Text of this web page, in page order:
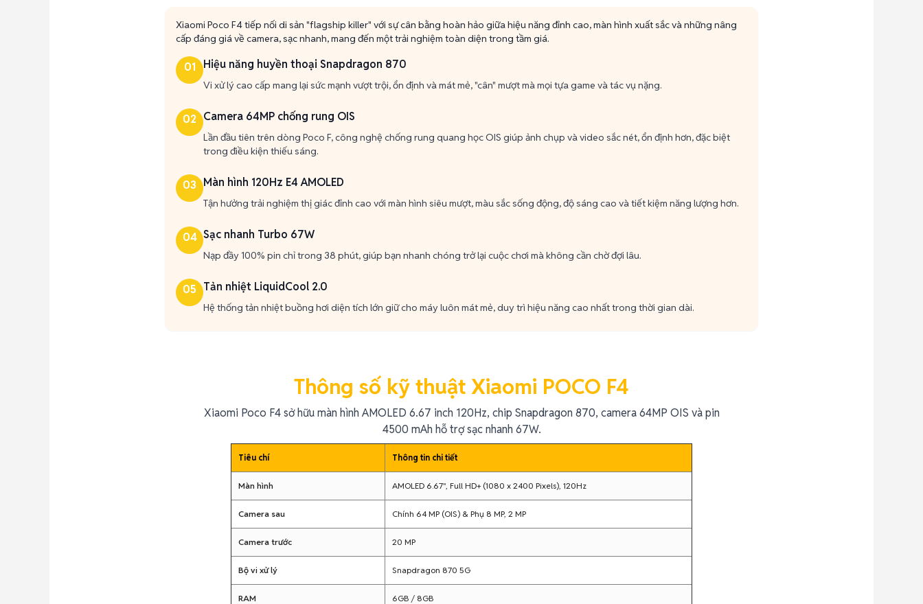
Xiaomi Poco F4 tiếp nối di sản "flagship killer" với sự cân bằng hoàn hảo giữa hiệu năng đỉnh cao, màn hình xuất sắc và những nâng
cấp đáng giá về camera, sạc nhanh, mang đến một trải nghiệm toàn diện trong tầm giá.
01 Hiệu năng huyền thoại Snapdragon 870
Vi xử lý cao cấp mang lại sức mạnh vượt trội, ổn định và mát mẻ, "cân" mượt mà mọi tựa game và tác vụ nặng.
02 Camera 64MP chống rung OIS
Lần đầu tiên trên dòng Poco F, công nghệ chống rung quang học OIS giúp ảnh chụp và video sắc nét, ổn định hơn, đặc biệt
trong điều kiện thiếu sáng.
03 Màn hình 120Hz E4 AMOLED
Tận hưởng trải nghiệm thị giác đỉnh cao với màn hình siêu mượt, màu sắc sống động, độ sáng cao và tiết kiệm năng lượng hơn.
04 Sạc nhanh Turbo 67W
Nạp đầy 100% pin chỉ trong 38 phút, giúp bạn nhanh chóng trở lại cuộc chơi mà không cần chờ đợi lâu.
05 Tản nhiệt LiquidCool 2.0
Hệ thống tản nhiệt buồng hơi diện tích lớn giữ cho máy luôn mát mẻ, duy trì hiệu năng cao nhất trong thời gian dài.
Thông số kỹ thuật Xiaomi POCO F4
Xiaomi Poco F4 sở hữu màn hình AMOLED 6.67 inch 120Hz, chip Snapdragon 870, camera 64MP OIS và pin
4500 mAh hỗ trợ sạc nhanh 67W.
Tiêu chí Thông tin chi tiết
Màn hình AMOLED 6.67", Full HD+ (1080 x 2400 Pixels), 120Hz
Camera sau Chính 64 MP (OIS) & Phụ 8 MP, 2 MP
Camera trước 20 MP
Bộ vi xử lý Snapdragon 870 5G
RAM 6GB / 8GB